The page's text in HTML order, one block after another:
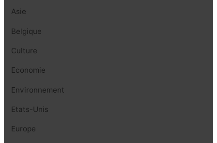
Asie
Belgique
Culture
Economie
Environnement
Etats-Unis
Europe